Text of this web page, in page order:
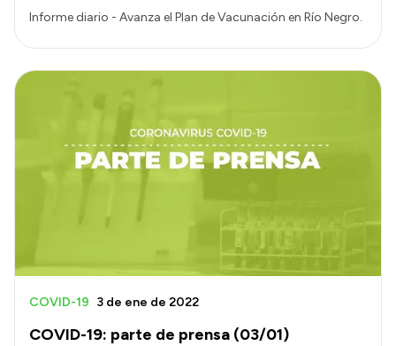
Informe diario - Avanza el Plan de Vacunación en Río Negro.
COVID-19: parte de prensa (03/01)
COVID-19 3 de ene de 2022